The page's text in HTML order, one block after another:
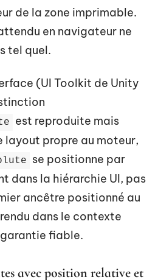
de la zone imprimable.
en navigateur ne
tel quel.
(UI Toolkit de Unity
est reproduite mais
layout propre au moteur,
se positionne par
dans la hiérarchie UI, pas
ancêtre positionné au
dans le contexte
fiable.
avec position relative et